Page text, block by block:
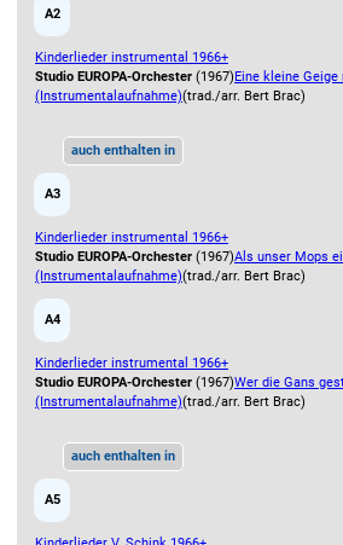
A2
Kinderlieder instrumental 1966+
Studio EUROPA-Orchester (1967) Eine kleine
(Instrumentalaufnahme)(trad./arr. Bert Brac)
auch enthalten in
A3
Kinderlieder instrumental 1966+
Studio EUROPA-Orchester (1967)Als unser Mops
(Instrumentalaufnahme)(trad./arr. Bert Brac)
A4
Kinderlieder instrumental 1966+
Studio EUROPA-Orchester (1967)Wer die Gans
(Instrumentalaufnahme)(trad./arr. Bert Brac)
auch enthalten in
A5